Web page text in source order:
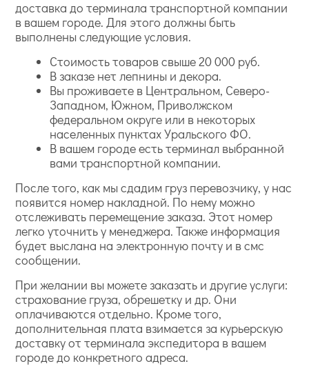
доставка до терминала транспортной компании
в вашем городе. Для этого должны быть
выполнены следующие условия.
Стоимость товаров свыше 20 000 руб.
В заказе нет лепнины и декора.
Вы проживаете в Центральном, Северо-
Западном, Южном, Приволжском
федеральном округе или в некоторых
населенных пунктах Уральского ФО.
В вашем городе есть терминал выбранной
вами транспортной компании.
После того, как мы сдадим груз перевозчику, у нас
появится номер накладной. По нему можно
отслеживать перемещение заказа. Этот номер
легко уточнить у менеджера. Также информация
будет выслана на электронную почту и в смс
сообщении.
При желании вы можете заказать и другие услуги:
страхование груза, обрешетку и др. Они
оплачиваются отдельно. Кроме того,
дополнительная плата взимается за курьерскую
доставку от терминала экспедитора в вашем
городе до конкретного адреса.